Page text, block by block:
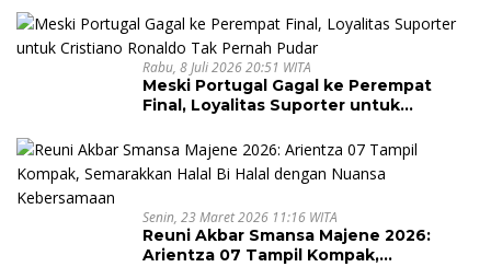
Rabu, 8 Juli 2026 20:51 WITA
Meski Portugal Gagal ke Perempat
Final, Loyalitas Suporter untuk
Senin, 23 Maret 2026 11:16 WITA
Reuni Akbar Smansa Majene 2026:
Arientza 07 Tampil Kompak,